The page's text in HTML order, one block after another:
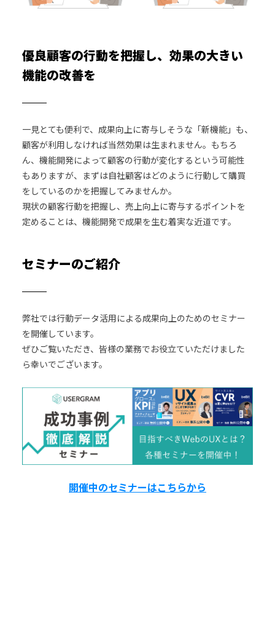
優良顧客の行動を把握し、効果の大きい
機能の改善を
一見とても便利で、成果向上に寄与しそうな「新機能」も、
顧客が利用しなければ当然効果は生まれません。もちろ
ん、機能開発によって顧客の行動が変化するという可能性
もありますが、まずは自社顧客はどのように行動して購買
をしているのかを把握してみませんか。
現状の顧客行動を把握し、売上向上に寄与するポイントを
定めることは、機能開発で成果を生む着実な近道です。
セミナーのご紹介
弊社では行動データ活用による成果向上のためのセミナー
を開催しています。
ぜひご覧いただき、皆様の業務でお役立ていただけました
ら幸いでございます。
開催中のセミナーはこちらから